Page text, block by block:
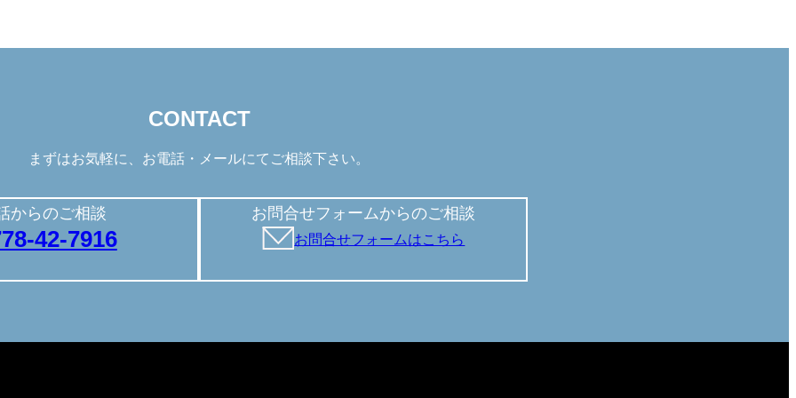
CONTACT
まずはお気軽に、 お電話・メールにてご相談下さい。
からのご相談
42-7916
お問合せフォームからのご相談
お問合せフォームはこちら